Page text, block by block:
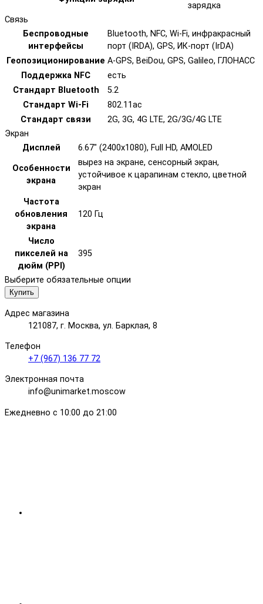
зарядка
Связь
Беспроводные
интерфейсы
Bluetooth, NFC, Wi-Fi, инфракрасный
порт (IRDA), GPS, ИК-порт (IrDA)
Геопозиционирование A-GPS, BeiDou, GPS, Galileo, ГЛОНАСС
Поддержка NFC
есть
Стандарт Bluetooth
5.2
Стандарт Wi-Fi
802.11ac
Стандарт связи
2G, 3G, 4G LTE, 2G/3G/4G LTE
Экран
Дисплей
6.67" (2400x1080), Full HD, AMOLED
Особенности
экрана
вырез на экране, сенсорный экран,
устойчивое к царапинам стекло, цветной
экран
Частота
обновления
экрана
120 Гц
Число
пикселей на
дюйм (PPI)
395
Выберите обязательные опции
Купить
Адрес магазина
121087, г. Москва, ул. Барклая, 8
Телефон
+7 (967) 136 77 72
Электронная почта
info@unimarket.moscow
Ежедневно с 10:00 до 21:00